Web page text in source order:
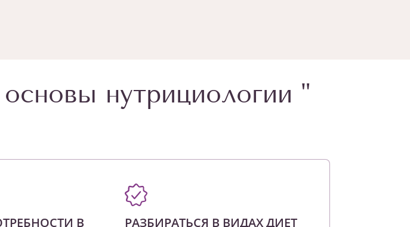
нутрициологии "
В РАЗБИРАТЬСЯ В ВИДАХ ДИЕТ